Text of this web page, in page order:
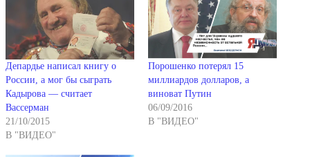
Депардье написал книгу о
России, а мог бы сыграть
Кадырова — считает
Вассерман
21/10/2015
В "ВИДЕО"
Порошенко потерял 15
миллиардов долларов, а
виноват Путин
06/09/2016
В "ВИДЕО"